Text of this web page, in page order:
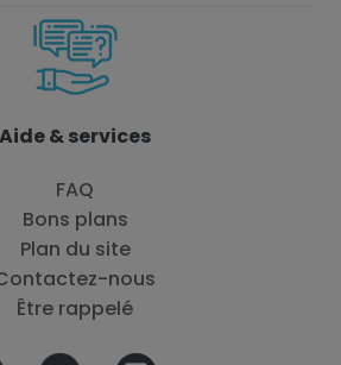
Aide & services
FAQ
Bons plans
Plan du site
nous
Être rappelé